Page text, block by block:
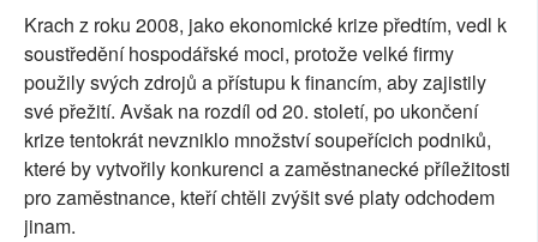
Krach z roku 2008, jako ekonomické krize předtím, vedl k
soustředění hospodářské moci, protože velké firmy
použily svých zdrojů a přístupu k financím, aby zajistily
své přežití. Avšak na rozdíl od 20. století, po ukončení
krize tentokrát nevzniklo množství soupeřícich podniků,
které by vytvořily konkurenci a zaměstnanecké příležitosti
pro zaměstnance, kteří chtěli zvýšit své platy odchodem
jinam.